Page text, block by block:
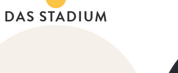
DAS STADIUM